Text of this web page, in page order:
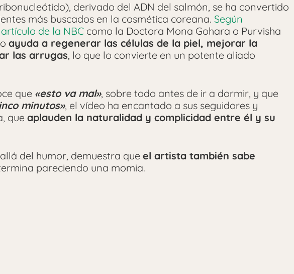
derivado del ADN del salmón, se ha convertido
más buscados en la cosmética coreana. Según
de la NBC como la Doctora Mona Gohara o Purvisha
ayuda a regenerar las células de la piel, mejorar la
las arrugas, lo que lo convierte en un potente aliado
que «esto va mal», sobre todo antes de ir a dormir, y que
minutos», el vídeo ha encantado a sus seguidores y
que aplauden la naturalidad y complicidad entre él y su
del humor, demuestra que el artista también sabe
pareciendo una momia.